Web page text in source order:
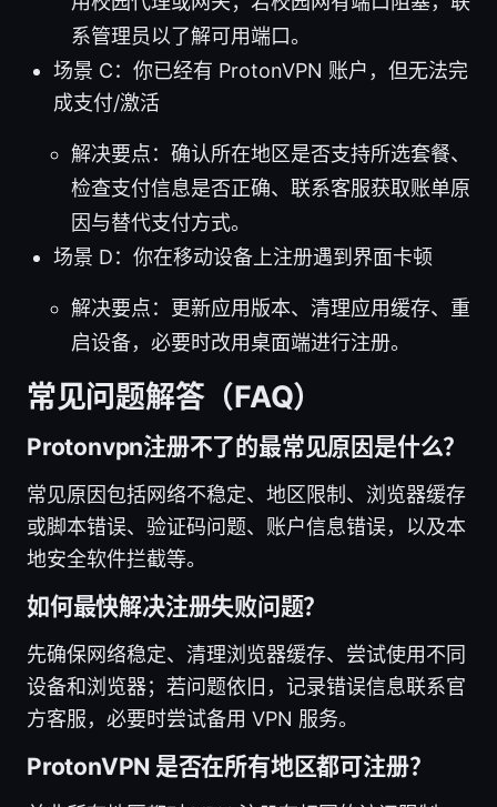
系管理员以了解可用端口。
场景 C：你已经有 ProtonVPN 账户，但无法完
成支付/激活
解决要点：确认所在地区是否支持所选套餐、
检查支付信息是否正确、联系客服获取账单原
因与替代支付方式。
场景 D：你在移动设备上注册遇到界面卡顿
解决要点：更新应用版本、清理应用缓存、重
启设备，必要时改用桌面端进行注册。
常见问题解答（FAQ）
Protonvpn注册不了的最常见原因是什么？
常见原因包括网络不稳定、地区限制、浏览器缓存
或脚本错误、验证码问题、账户信息错误，以及本
地安全软件拦截等。
如何最快解决注册失败问题？
先确保网络稳定、清理浏览器缓存、尝试使用不同
设备和浏览器；若问题依旧，记录错误信息联系官
方客服，必要时尝试备用 VPN 服务。
ProtonVPN 是否在所有地区都可注册？